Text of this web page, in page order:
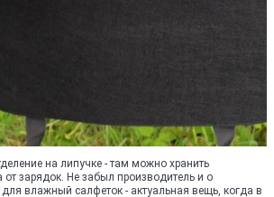
на липучке - там можно хранить
зарядок. Не забыл производитель и о
влажный салфеток - актуальная вещь, когда в